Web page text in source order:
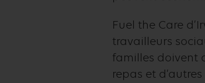
Fuel the Care
travailleurs
familles doivent
repas et